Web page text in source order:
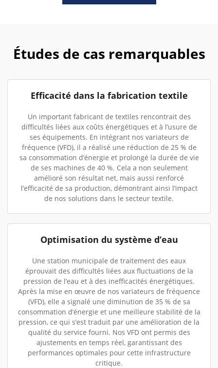
Études de cas remarquables
Efficacité dans la fabrication textile
Un important fabricant de textiles rencontrait des
difficultés liées aux coûts énergétiques et à l’usure de
ses équipements. En intégrant nos variateurs de
fréquence (VFD), il a réalisé une réduction de 25 % de
sa consommation d’énergie et prolongé la durée de vie
de ses machines de 40 %. Cela a non seulement
amélioré son résultat net, mais aussi renforcé
l’efficacité de sa production, démontrant ainsi l’impact
de nos solutions dans le secteur textile.
Optimisation du système d’eau
Une station municipale de traitement des eaux
éprouvait des difficultés liées aux fluctuations de la
pression de l’eau et à des inefficacités énergétiques.
Après la mise en œuvre de nos variateurs de fréquence
(VFD), elle a signalé une diminution de 35 % de sa
consommation d’énergie et une meilleure stabilité de la
pression, ce qui s’est traduit par une amélioration de la
qualité du service fourni. Nos VFD ont permis des
ajustements en temps réel, garantissant des
performances optimales pour cette infrastructure
critique.